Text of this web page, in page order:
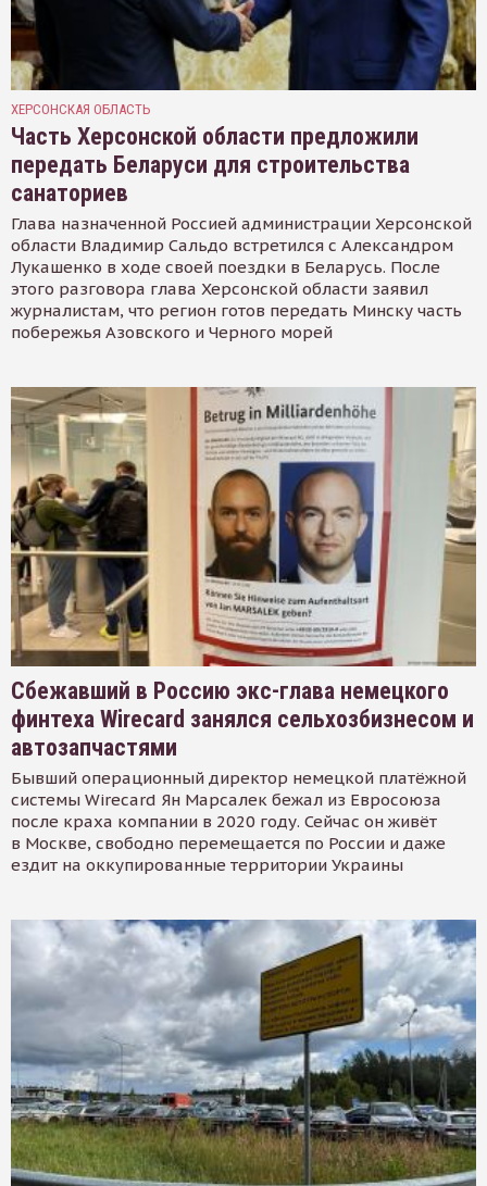
ХЕРСОНСКАЯ ОБЛАСТЬ
Часть Херсонской области предложили
передать Беларуси для строительства
санаториев
Глава назначенной Россией администрации Херсонской
области Владимир Сальдо встретился с Александром
Лукашенко в ходе своей поездки в Беларусь. После
этого разговора глава Херсонской области заявил
журналистам, что регион готов передать Минску часть
побережья Азовского и Черного морей
Сбежавший в Россию экс-глава немецкого
финтеха Wirecard занялся сельхозбизнесом и
автозапчастями
Бывший операционный директор немецкой платёжной
системы Wirecard Ян Марсалек бежал из Евросоюза
после краха компании в 2020 году. Сейчас он живёт
в Москве, свободно перемещается по России и даже
ездит на оккупированные территории Украины